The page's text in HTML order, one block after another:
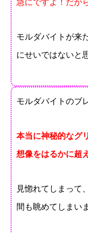
急にですよ！だか
モルダバイトが来
にせいではないと
モルダバイトのブ
本当に神秘的なグ
想像をはるかに超
見惚れてしまって
間も眺めてしまい